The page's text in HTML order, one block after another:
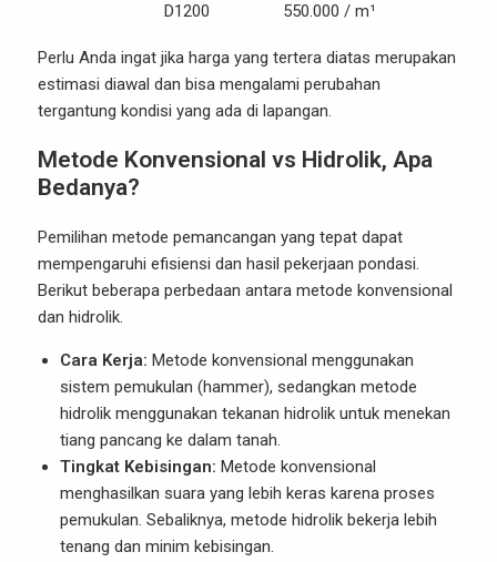
D1200
550.000 / m¹
Perlu Anda ingat jika harga yang tertera diatas merupakan
estimasi diawal dan bisa mengalami perubahan
tergantung kondisi yang ada di lapangan.
Metode Konvensional vs Hidrolik, Apa
Bedanya?
Pemilihan metode pemancangan yang tepat dapat
mempengaruhi efisiensi dan hasil pekerjaan pondasi.
Berikut beberapa perbedaan antara metode konvensional
dan hidrolik.
Cara Kerja: Metode konvensional menggunakan
sistem pemukulan (hammer), sedangkan metode
hidrolik menggunakan tekanan hidrolik untuk menekan
tiang pancang ke dalam tanah.
Tingkat Kebisingan: Metode konvensional
menghasilkan suara yang lebih keras karena proses
pemukulan. Sebaliknya, metode hidrolik bekerja lebih
tenang dan minim kebisingan.